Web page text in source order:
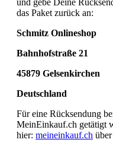
das Paket zurück an:
Schmitz Onlineshop
Bahnhofstraße 21
45879 Gelsenkirchen
Deutschland
Für eine Rücksendung
MeinEinkauf.ch getätigt
hier: meineinkauf.ch